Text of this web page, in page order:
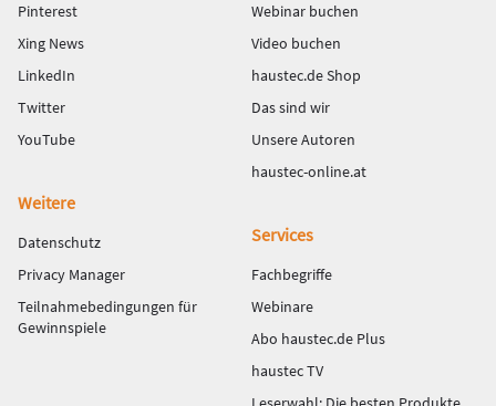
Pinterest
Xing News
LinkedIn
Twitter
YouTube
Webinar buchen
Video buchen
haustec.de Shop
Das sind wir
Unsere Autoren
haustec-online.at
Weitere
Datenschutz
Privacy Manager
Teilnahmebedingungen für
Gewinnspiele
Services
Fachbegriffe
Webinare
Abo haustec.de Plus
haustec TV